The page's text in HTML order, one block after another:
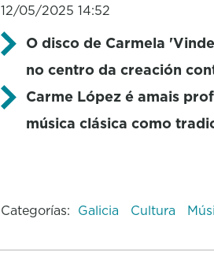
12/05/2025 14:52
O disco de Carmela
no centro da creación
Carme López é amais
música clásica como
Categorías: Galicia Cultura